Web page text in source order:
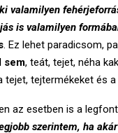
valamilyen
is valamilyen
. Ez lehet paradicsom,
sem, teát, tejet, néha
tejtermékeket és
az esetben is a
szerintem, ha